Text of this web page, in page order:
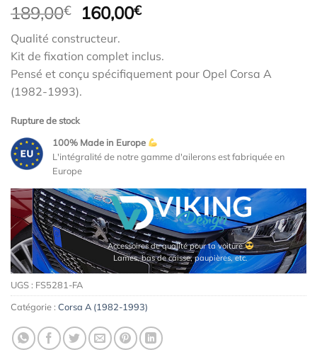
sur 5 basé
surnotation
client
189,00€
Le
initial
était :
189,00€.
160,00€Le
est :
160,00€.
Qualité constructeur.
Kit de fixation complet inclus.
Pensé et conçu spécifiquement pour Opel Corsa A
(1982-1993).
Rupture de stock
100% Made in Europe
L'intégralité de notre gamme d'ailerons est fabriquée en
Europe
Accessoires de qualité pour ta voiture
Lames, bas de caisse, paupières, etc.
UGS : FS5281-FA
Catégorie : Corsa A (1982-1993)